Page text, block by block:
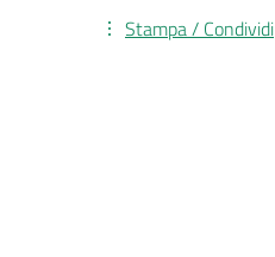
Stampa / Condividi